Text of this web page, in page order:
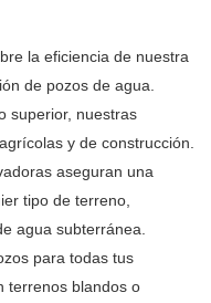
la eficiencia de nuestra
de pozos de agua.
superior, nuestras
y de construcción.
aseguran una
tipo de terreno,
agua subterránea.
para todas tus
terrenos blandos o